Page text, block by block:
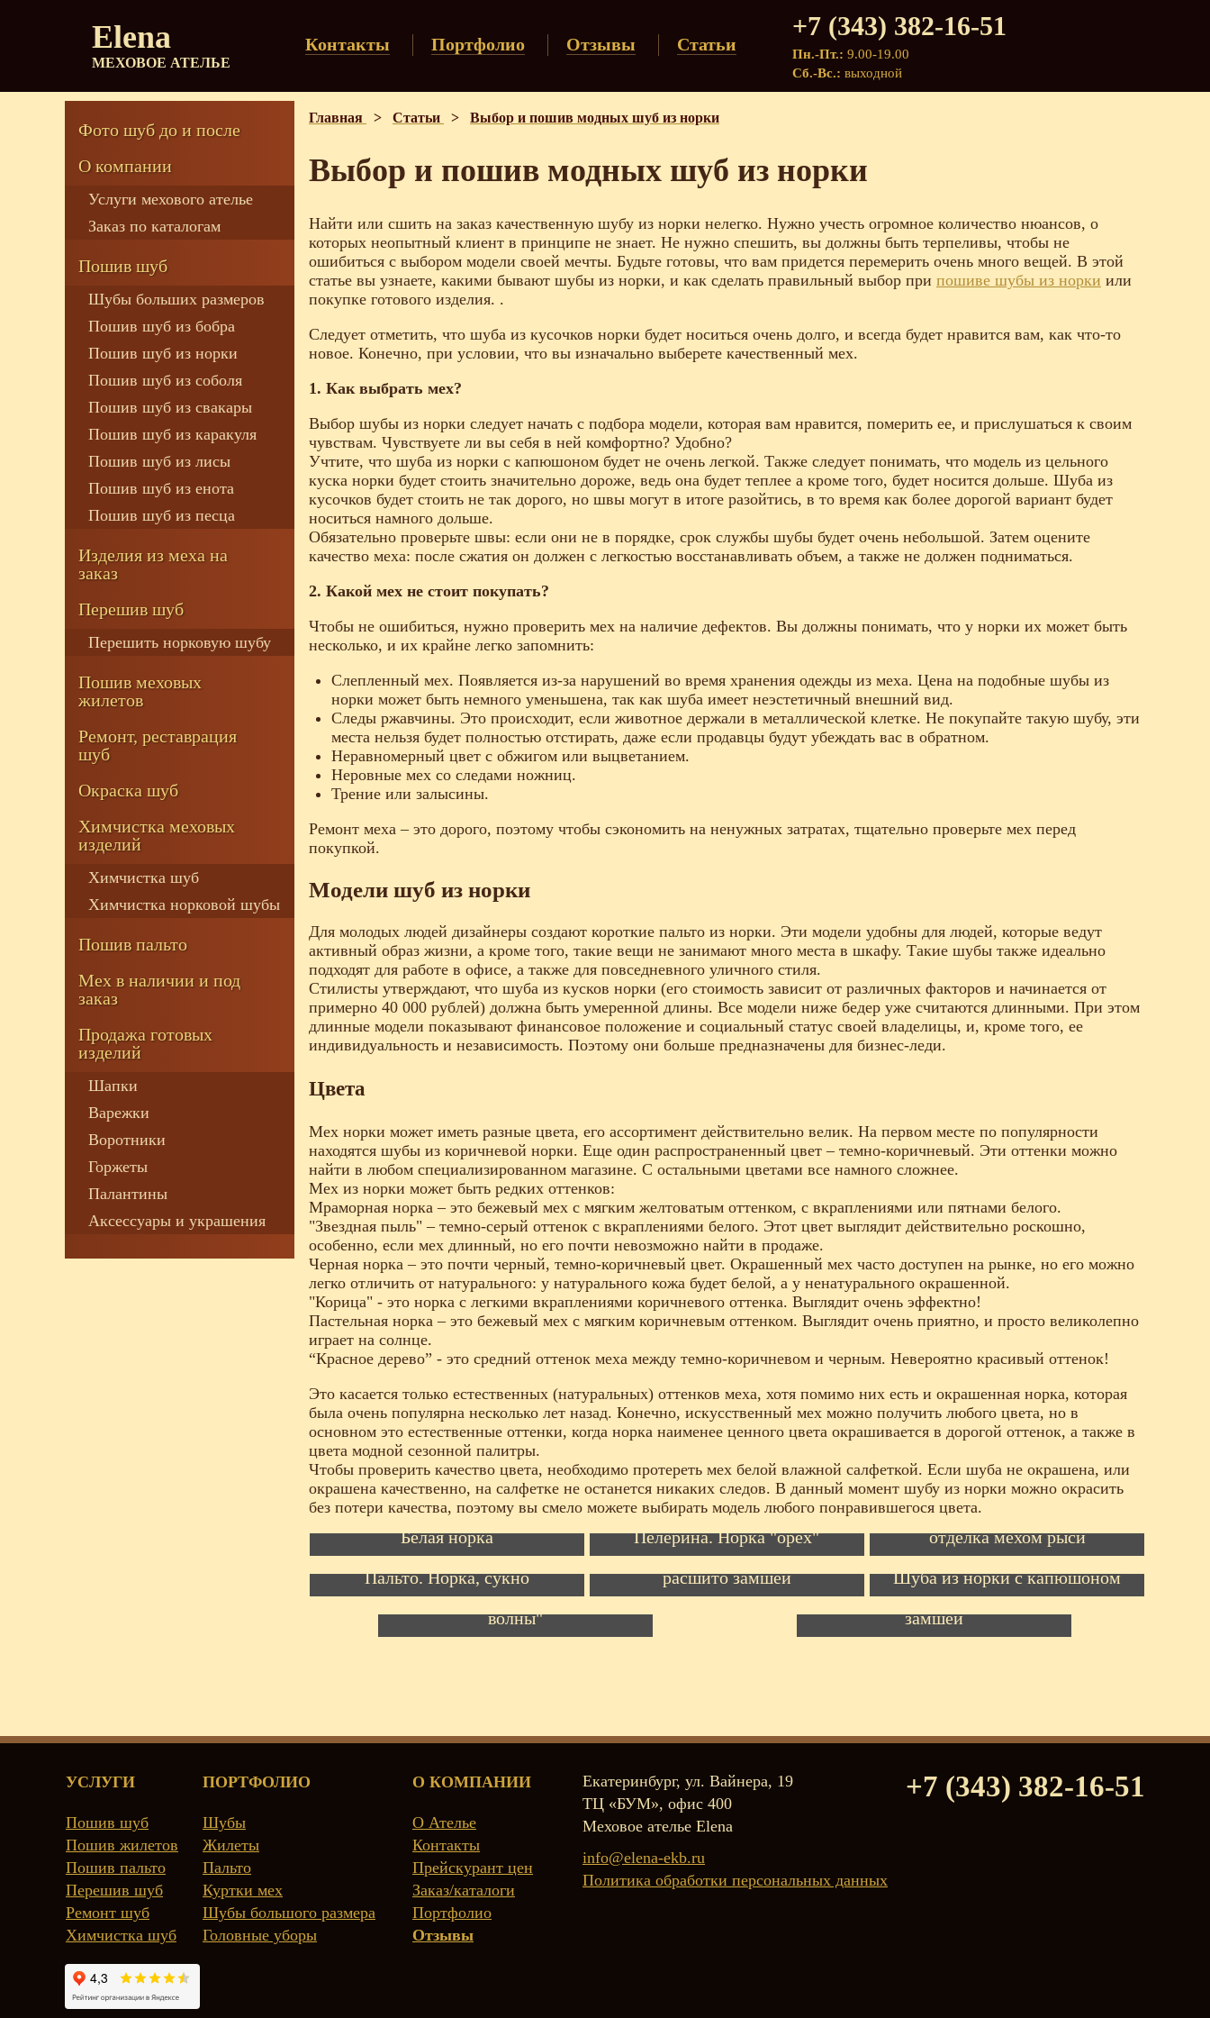
Elena
МЕХОВОЕ АТЕЛЬЕ
+7 (343) 382-16-51
Пн.-Пт.: 9.00-19.00
Сб.-Вс.: выходной
Контакты Портфолио Отзывы Статьи
Фото шуб до и после
О компании
Услуги мехового ателье
Заказ по каталогам
Пошив шуб
Шубы больших размеров
Пошив шуб из бобра
Пошив шуб из норки
Пошив шуб из соболя
Пошив шуб из свакары
Пошив шуб из каракуля
Пошив шуб из лисы
Пошив шуб из енота
Пошив шуб из песца
Изделия из меха на
заказ
Перешив шуб
Перешить норковую шубу
Пошив меховых
жилетов
Ремонт, реставрация
шуб
Окраска шуб
Химчистка меховых
изделий
Химчистка шуб
Химчистка норковой шубы
Пошив пальто
Мех в наличии и под
заказ
Продажа готовых
изделий
Шапки
Варежки
Воротники
Горжеты
Палантины
Аксессуары и украшения
Главная > Статьи > Выбор и пошив модных шуб из норки
Выбор и пошив модных шуб из норки
Найти или сшить на заказ качественную шубу из норки нелегко. Нужно учесть огромное количество нюансов, о
которых неопытный клиент в принципе не знает. Не нужно спешить, вы должны быть терпеливы, чтобы не
ошибиться с выбором модели своей мечты. Будьте готовы, что вам придется перемерить очень много вещей. В этой
статье вы узнаете, какими бывают шубы из норки, и как сделать правильный выбор при пошиве шубы из норки или
покупке готового изделия. .
Следует отметить, что шуба из кусочков норки будет носиться очень долго, и всегда будет нравится вам, как что-то
новое. Конечно, при условии, что вы изначально выберете качественный мех.
1. Как выбрать мех?
Выбор шубы из норки следует начать с подбора модели, которая вам нравится, померить ее, и прислушаться к своим
чувствам. Чувствуете ли вы себя в ней комфортно? Удобно?
Учтите, что шуба из норки с капюшоном будет не очень легкой. Также следует понимать, что модель из цельного
куска норки будет стоить значительно дороже, ведь она будет теплее а кроме того, будет носится дольше. Шуба из
кусочков будет стоить не так дорого, но швы могут в итоге разойтись, в то время как более дорогой вариант будет
носиться намного дольше.
Обязательно проверьте швы: если они не в порядке, срок службы шубы будет очень небольшой. Затем оцените
качество меха: после сжатия он должен с легкостью восстанавливать объем, а также не должен подниматься.
2. Какой мех не стоит покупать?
Чтобы не ошибиться, нужно проверить мех на наличие дефектов. Вы должны понимать, что у норки их может быть
несколько, и их крайне легко запомнить:
Слепленный мех. Появляется из-за нарушений во время хранения одежды из меха. Цена на подобные шубы из
норки может быть немного уменьшена, так как шуба имеет неэстетичный внешний вид.
Следы ржавчины. Это происходит, если животное держали в металлической клетке. Не покупайте такую шубу, эти
места нельзя будет полностью отстирать, даже если продавцы будут убеждать вас в обратном.
Неравномерный цвет с обжигом или выцветанием.
Неровные мех со следами ножниц.
Трение или залысины.
Ремонт меха – это дорого, поэтому чтобы сэкономить на ненужных затратах, тщательно проверьте мех перед
покупкой.
Модели шуб из норки
Для молодых людей дизайнеры создают короткие пальто из норки. Эти модели удобны для людей, которые ведут
активный образ жизни, а кроме того, такие вещи не занимают много места в шкафу. Такие шубы также идеально
подходят для работе в офисе, а также для повседневного уличного стиля.
Стилисты утверждают, что шуба из кусков норки (его стоимость зависит от различных факторов и начинается от
примерно 40 000 рублей) должна быть умеренной длины. Все модели ниже бедер уже считаются длинными. При этом
длинные модели показывают финансовое положение и социальный статус своей владелицы, и, кроме того, ее
индивидуальность и независимость. Поэтому они больше предназначены для бизнес-леди.
Цвета
Мех норки может иметь разные цвета, его ассортимент действительно велик. На первом месте по популярности
находятся шубы из коричневой норки. Еще один распространенный цвет – темно-коричневый. Эти оттенки можно
найти в любом специализированном магазине. С остальными цветами все намного сложнее.
Мех из норки может быть редких оттенков:
Мраморная норка – это бежевый мех с мягким желтоватым оттенком, с вкраплениями или пятнами белого.
"Звездная пыль" – темно-серый оттенок с вкраплениями белого. Этот цвет выглядит действительно роскошно,
особенно, если мех длинный, но его почти невозможно найти в продаже.
Черная норка – это почти черный, темно-коричневый цвет. Окрашенный мех часто доступен на рынке, но его можно
легко отличить от натурального: у натурального кожа будет белой, а у ненатурального окрашенной.
"Корица" - это норка с легкими вкраплениями коричневого оттенка. Выглядит очень эффектно!
Пастельная норка – это бежевый мех с мягким коричневым оттенком. Выглядит очень приятно, и просто великолепно
играет на солнце.
“Красное дерево” - это средний оттенок меха между темно-коричневом и черным. Невероятно красивый оттенок!
Это касается только естественных (натуральных) оттенков меха, хотя помимо них есть и окрашенная норка, которая
была очень популярна несколько лет назад. Конечно, искусственный мех можно получить любого цвета, но в
основном это естественные оттенки, когда норка наименее ценного цвета окрашивается в дорогой оттенок, а также в
цвета модной сезонной палитры.
Чтобы проверить качество цвета, необходимо протереть мех белой влажной салфеткой. Если шуба не окрашена, или
окрашена качественно, на салфетке не останется никаких следов. В данный момент шубу из норки можно окрасить
без потери качества, поэтому вы смело можете выбирать модель любого понравившегося цвета.
Белая норка Пелерина. Норка "орех"
Перекрой норковой шубы,
отделка мехом рыси
Пальто. Норка, сукно
Шуба из норки "жемчуг",
расшито замшей
Шуба из норки с капюшоном
Шуба из норки цвета "морской
волны"
Шуба из норки с расшивкой
замшей
+7 (343) 382-16-51
Екатеринбург, ул. Вайнера, 19
ТЦ «БУМ», офис 400
Меховое ателье Elena
info@elena-ekb.ru
Политика обработки персональных данных
УСЛУГИ ПОРТФОЛИО О КОМПАНИИ
Пошив шуб
Пошив жилетов
Пошив пальто
Перешив шуб
Ремонт шуб
Химчистка шуб
Шубы
Жилеты
Пальто
Куртки мех
Шубы большого размера
Головные уборы
О Ателье
Контакты
Прейскурант цен
Заказ/каталоги
Портфолио
Отзывы